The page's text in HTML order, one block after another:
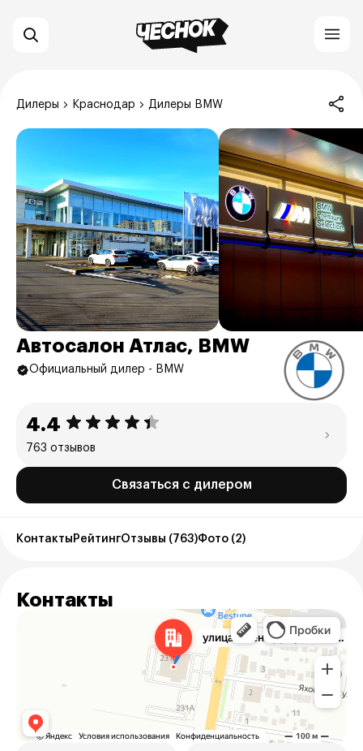
Дилеры Краснодар Дилеры BMW
Автосалон Атлас, BMW
Официальный дилер - BMW
4.4
763 отзывов
Связаться с дилером
Контакты РейтингОтзывы (763)Фото (2)
Контакты